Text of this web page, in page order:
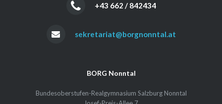
+43 662 / 842434
sekretariat@borgnonntal.at
BORG Nonntal
Bundesoberstufen-Realgymnasium Salzburg Nonntal